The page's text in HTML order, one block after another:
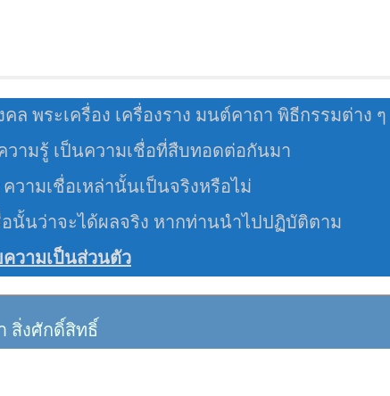
พระเครื่อง เครื่องราง มนต์คาถา พิธีกรรมต่าง ๆ
วามรู้ เป็นความเชื่อที่สืบทอดต่อกันมา
วามเชื่อเหล่านั้นเป็นจริงหรือไม่
นั้นว่าจะได้ผลจริง หากท่านนำไปปฏิบัติตาม
วามเป็นส่วนตัว
สิ่งศักดิ์สิทธิ์